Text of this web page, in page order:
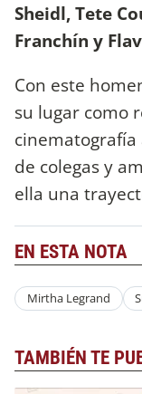
Sheidl, Tete
Franchín y
Con este
su lugar como
de colegas y
ella una
EN ESTA NOTA
Mirtha Legrand
TAMBIÉN TE